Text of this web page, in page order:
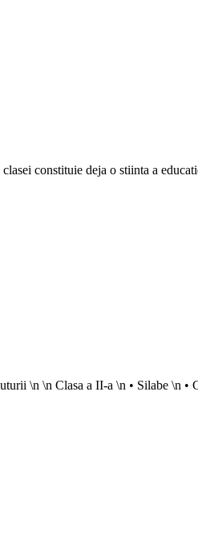
constituie deja o stiinta a
\n \n Clasa a II-a \n • Silabe \n •